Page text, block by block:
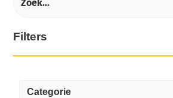
Filters
Categorie